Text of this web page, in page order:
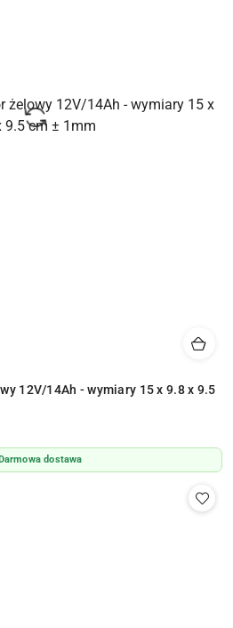
12V/14Ah - wymiary 15 x 9.8 x 9.5
dostawa